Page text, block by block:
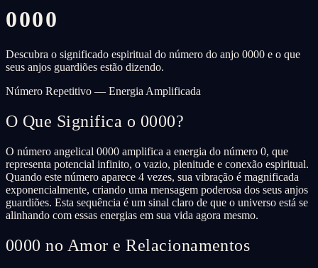
0000
Descubra o significado espiritual do número do anjo 0000 e o que
seus anjos guardiões estão dizendo.
Número Repetitivo — Energia Amplificada
O Que Significa o 0000?
O número angelical 0000 amplifica a energia do número 0, que
representa potencial infinito, o vazio, plenitude e conexão espiritual.
Quando este número aparece 4 vezes, sua vibração é magnificada
exponencialmente, criando uma mensagem poderosa dos seus anjos
guardiões. Esta sequência é um sinal claro de que o universo está se
alinhando com essas energias em sua vida agora mesmo.
0000 no Amor e Relacionamentos